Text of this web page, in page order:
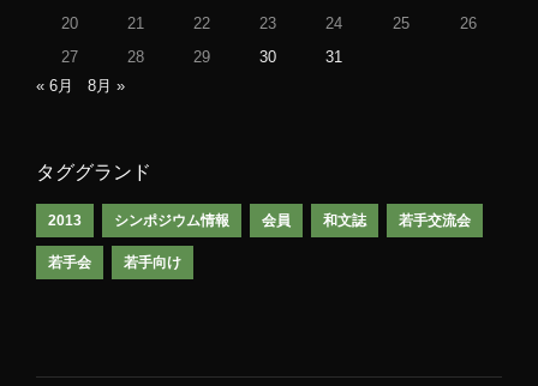
20
21 22 23 24 25
26
27
28 29 30
31
« 6月
8月 »
タググランド
2013 シンポジウム情報 会員 和文誌 若手交流会
若手会 若手向け